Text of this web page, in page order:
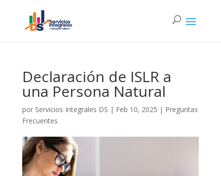
Declaración de ISLR a
una Persona Natural
por Servicios Integrales DS | Feb 10, 2025 | Preguntas
Frecuentes